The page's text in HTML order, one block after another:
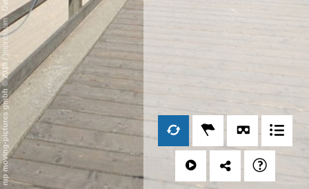
mp moving-pictures gmbh © 2019
/
Impressum
-